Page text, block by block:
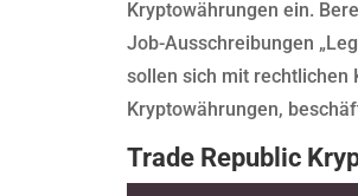
Kryptowährungen ein.
Job-Ausschreibungen
sollen sich mit rechtlichen
Kryptowährungen,
Trade Republic